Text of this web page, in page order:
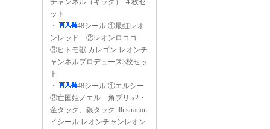
チャンネル（キック） ４枚セ
ット
・
48シール ①最虹レオ
ンレッド ②レオンロココ
③ヒトモ獣 カレゴン レオンチ
ャンネルプロデュース3枚セッ
ト
・
48シール ①エルシー
②亡国姫ノエル 角プリ x2・
金タック、銀タック illustration:
イシール レオンチャンレオン